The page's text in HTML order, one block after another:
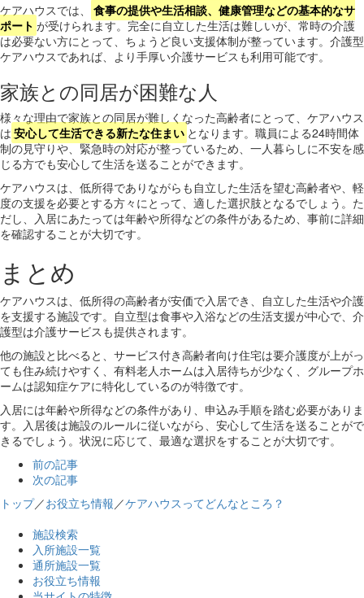
ケアハウスでは、
食事の提供や生活相談、健康管理などの基本的なサ
ポート が受けられます。完全に自立した生活は難しいが、常時の介護
は必要ない方にとって、ちょうど良い支援体制が整っています。介護型
ケアハウスであれば、より手厚い介護サービスも利用可能です。
家族との同居が困難な人
様々な理由で家族との同居が難しくなった高齢者にとって、ケアハウス
は 安心して生活できる新たな住まい となります。職員による24時間体
制の見守りや、緊急時の対応が整っているため、一人暮らしに不安を感
じる方でも安心して生活を送ることができます。
ケアハウスは、低所得でありながらも自立した生活を望む高齢者や、軽
度の支援を必要とする方々にとって、適した選択肢となるでしょう。た
だし、入居にあたっては年齢や所得などの条件があるため、事前に詳細
を確認することが大切です。
まとめ
ケアハウスは、低所得の高齢者が安価で入居でき、自立した生活や介護
を支援する施設です。自立型は食事や入浴などの生活支援が中心で、介
護型は介護サービスも提供されます。
他の施設と比べると、サービス付き高齢者向け住宅は要介護度が上がっ
ても住み続けやすく、有料老人ホームは入居待ちが少なく、グループホ
ームは認知症ケアに特化しているのが特徴です。
入居には年齢や所得などの条件があり、申込み手順を踏む必要がありま
す。入居後は施設のルールに従いながら、安心して生活を送ることがで
きるでしょう。状況に応じて、最適な選択をすることが大切です。
前の記事
次の記事
トップ／お役立ち情報 ／ケアハウスってどんなところ？
施設検索
入所施設一覧
通所施設一覧
お役立ち情報